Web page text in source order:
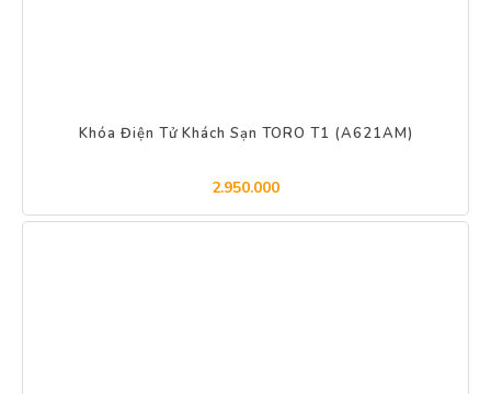
Khóa Điện Tử Khách Sạn TORO T1 (A621AM)
2.950.000